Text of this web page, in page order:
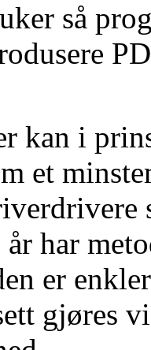
så
kan i
et
år har
er
gjøres